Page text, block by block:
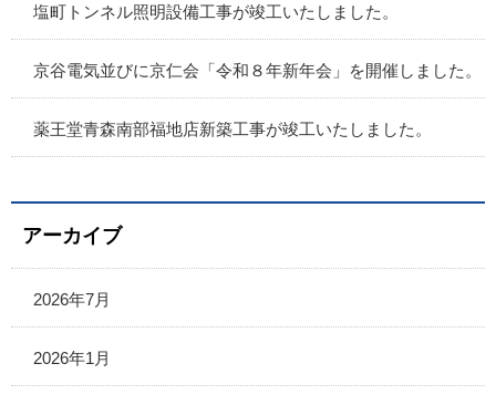
塩町トンネル照明設備工事が竣工いたしました。
京谷電気並びに京仁会「令和８年新年会」を開催しました。
薬王堂青森南部福地店新築工事が竣工いたしました。
アーカイブ
2026年7月
2026年1月